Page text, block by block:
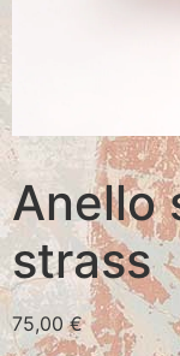
Anello
strass
75,00€